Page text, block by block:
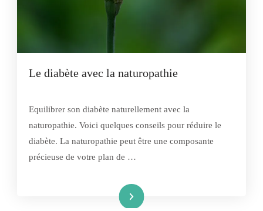
Le diabète avec la naturopathie
Equilibrer son diabète naturellement avec la
naturopathie. Voici quelques conseils pour réduire le
diabète. La naturopathie peut être une composante
précieuse de votre plan de …
Lire la suite